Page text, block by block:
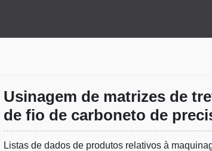
Usinagem de matrizes de
de fio de carboneto de
Listas de dados de produtos relativos à